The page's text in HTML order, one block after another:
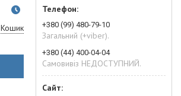
Кошик
+380 (99) 480-79-10
Загальний (+viber).
+380 (44) 400-04-04
Самовивіз НЕДОСТУПНИЙ.